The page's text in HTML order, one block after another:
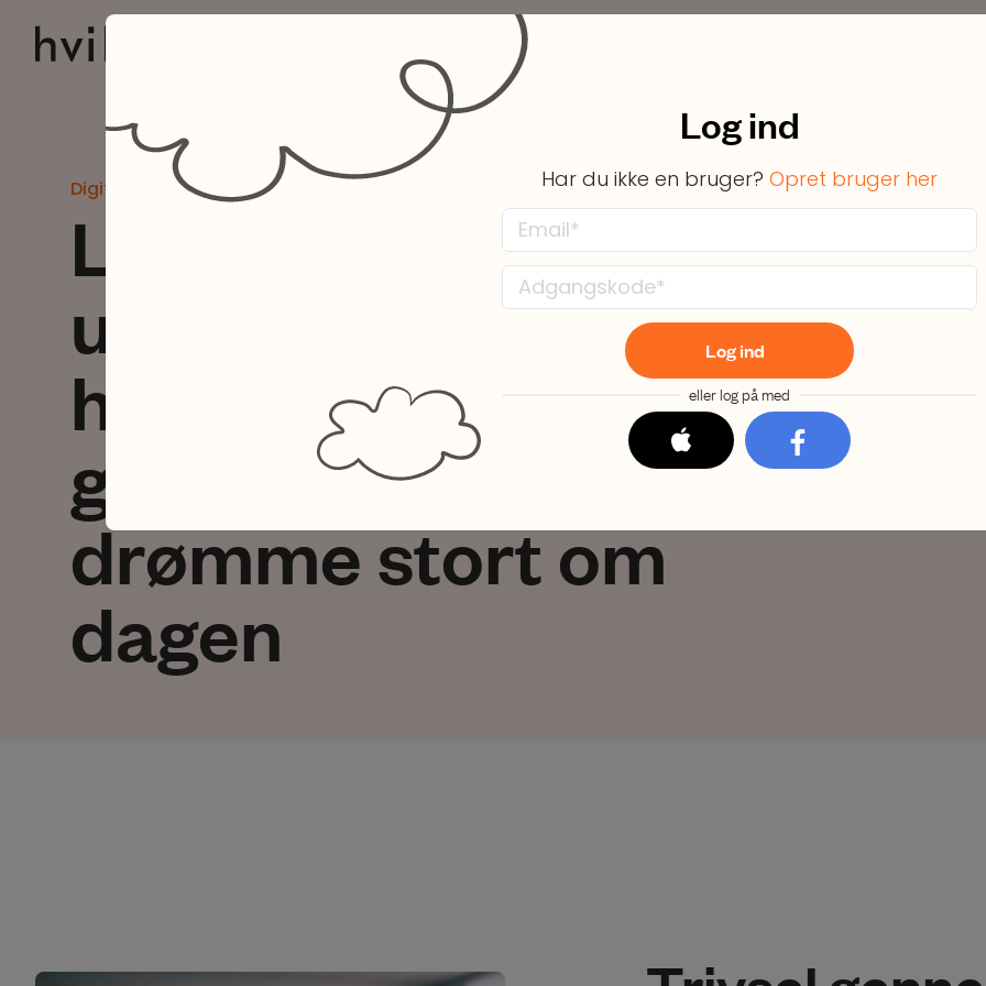
Digitalt Ungeforløb
Lad os give vores
unge en hverdag,
hvor de kan sove
godt om natten og
drømme stort om
dagen
Log ind
Har du ikke en bruger? Opret bruger her
Log ind
eller log på med